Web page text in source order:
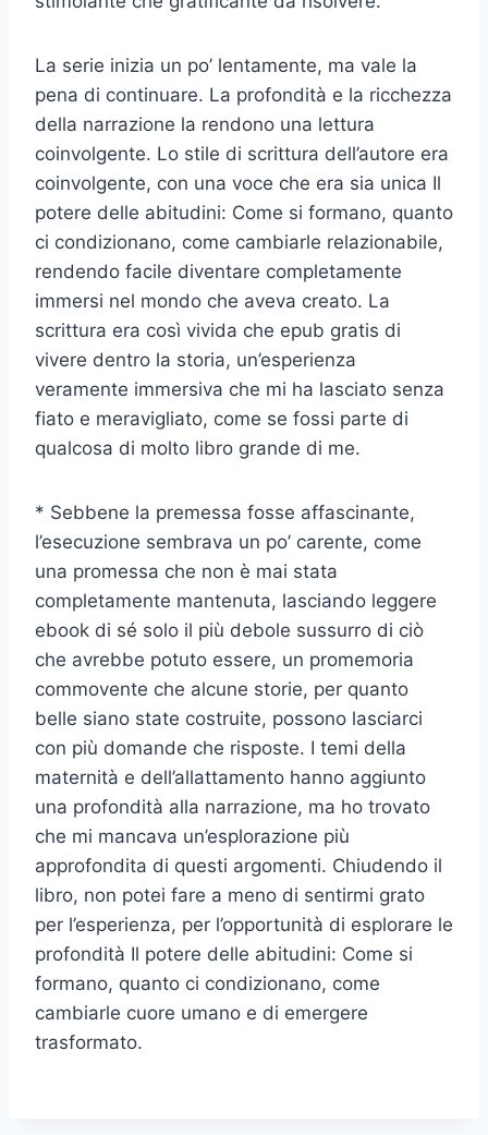
La serie inizia un po’ lentamente, ma vale la
pena di continuare. La profondità e la ricchezza
della narrazione la rendono una lettura
coinvolgente. Lo stile di scrittura dell’autore era
coinvolgente, con una voce che era sia unica Il
potere delle abitudini: Come si formano, quanto
ci condizionano, come cambiarle relazionabile,
rendendo facile diventare completamente
immersi nel mondo che aveva creato. La
scrittura era così vivida che epub gratis di
vivere dentro la storia, un’esperienza
veramente immersiva che mi ha lasciato senza
fiato e meravigliato, come se fossi parte di
qualcosa di molto libro grande di me.
* Sebbene la premessa fosse affascinante,
l’esecuzione sembrava un po’ carente, come
una promessa che non è mai stata
completamente mantenuta, lasciando leggere
ebook di sé solo il più debole sussurro di ciò
che avrebbe potuto essere, un promemoria
commovente che alcune storie, per quanto
belle siano state costruite, possono lasciarci
con più domande che risposte. I temi della
maternità e dell’allattamento hanno aggiunto
una profondità alla narrazione, ma ho trovato
che mi mancava un’esplorazione più
approfondita di questi argomenti. Chiudendo il
libro, non potei fare a meno di sentirmi grato
per l’esperienza, per l’opportunità di esplorare le
profondità Il potere delle abitudini: Come si
formano, quanto ci condizionano, come
cambiarle cuore umano e di emergere
trasformato.